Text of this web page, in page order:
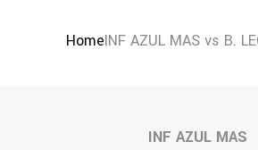
HomeINF AZUL MAS vs B.
INF AZUL MAS